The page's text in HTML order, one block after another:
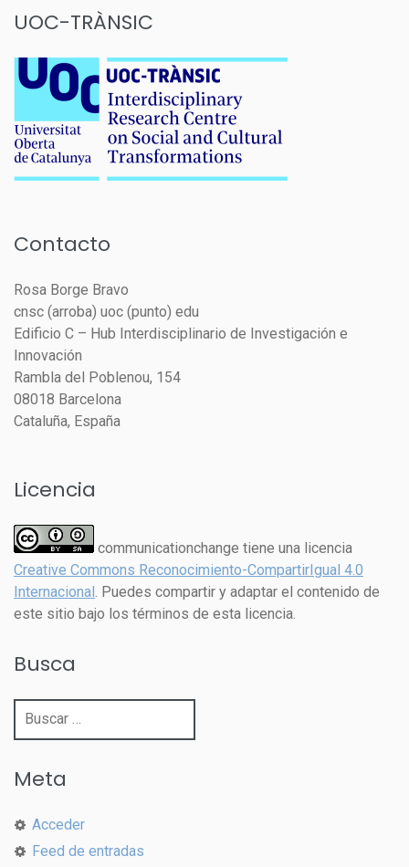
UOC-TRÀNSIC
Contacto
Rosa Borge Bravo
cnsc (arroba) uoc (punto) edu
Edificio C – Hub Interdisciplinario de Investigación e
Innovación
Rambla del Poblenou, 154
08018 Barcelona
Cataluña, España
Licencia
communicationchange tiene una licencia
Creative Commons Reconocimiento-CompartirIgual 4.0
Internacional. Puedes compartir y adaptar el contenido de
este sitio bajo los términos de esta licencia.
Busca
Buscar:
Meta
Acceder
Feed de entradas